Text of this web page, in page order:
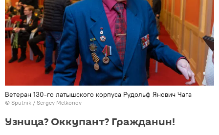
Ветеран 130-го латышского корпуса Рудольф Янович Чага
© Sputnik / Sergey Melkonov
Узница? Оккупант? Гражданин!